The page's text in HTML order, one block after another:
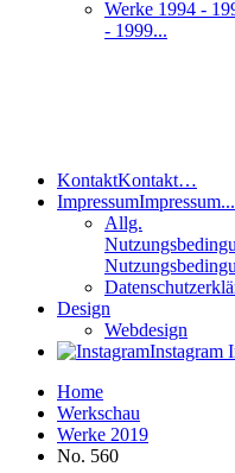
Werke 1994 -
- 1999...
KontaktKontakt…
ImpressumImpressum...
Allg.
Design
Webdesign
Instagram
Home
Werkschau
Werke 2019
No. 560